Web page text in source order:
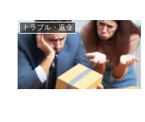
トラブル・返金